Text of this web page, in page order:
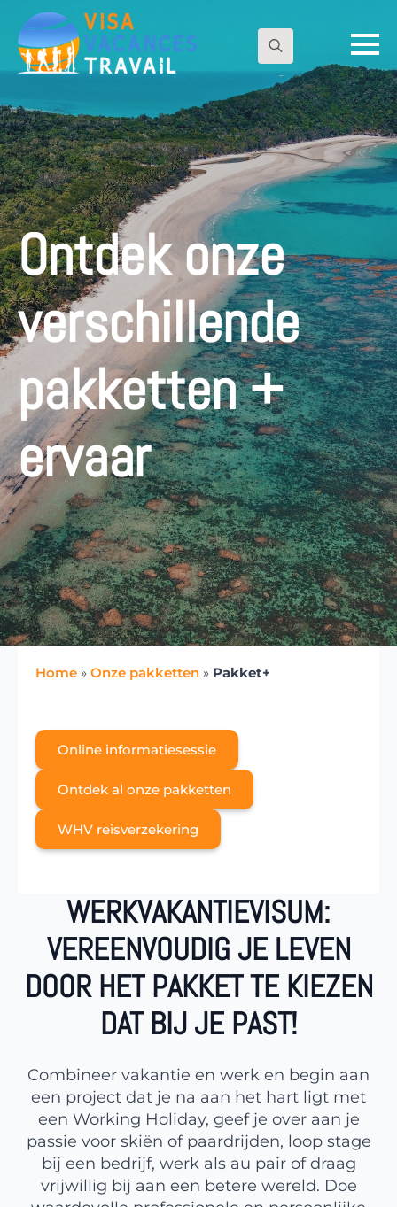
Zoeken
naar:
Ontdek onze
verschillende
pakketten +
ervaar
Home » Onze pakketten » Pakket+
Online informatiesessie
Ontdek al onze pakketten
WHV reisverzekering
WERKVAKANTIEVISUM:
VEREENVOUDIG JE LEVEN
DOOR HET PAKKET TE KIEZEN
DAT BIJ JE PAST!
Combineer vakantie en werk en begin aan
een project dat je na aan het hart ligt met
een Working Holiday, geef je over aan je
passie voor skiën of paardrijden, loop stage
bij een bedrijf, werk als au pair of draag
vrijwillig bij aan een betere wereld. Doe